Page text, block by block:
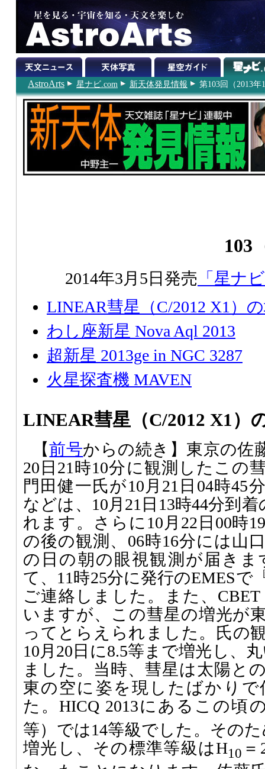
AstroArts 星ナビ.com 新天体発見情報 第103回（2013年
103
2014年3月5日発売 「星ナ
LINEAR彗星（C/2012 X1）
わし座新星 Nova Aql 2013
超新星 2013ge in NGC 3287
火星探査機 MAVEN
LINEAR彗星（C/2012 X1）
【前号からの続き】東京の佐
20日21時10分に観測したこの
門田健一氏が10月21日04時45
などは、10月21日13時44分到
れます。さらに10月22日00時
の後の観測、06時16分には山
の日の朝の眼視観測が届き
て、11時25分に発行のEMESで
ご連絡しました。また、
いますが、この彗星の増光が
ってとらえられました。氏の
10月20日に8.5等まで増光し、
ました。当時、彗星は太陽と
東の空に姿を現したばかり
た。HICQ 2013にあるこの頃
等）では14等級でした。その
増光し、その標準等級はH10